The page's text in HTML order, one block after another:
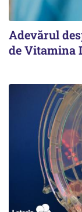
Adevărul
de Vitamina